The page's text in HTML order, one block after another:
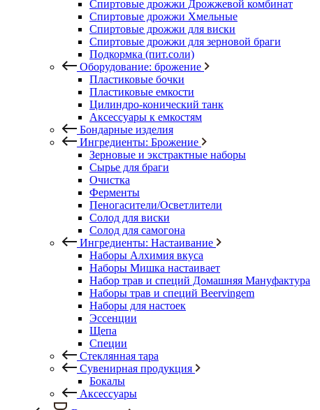
Спиртовые дрожжи Дрожжевой комбинат
Спиртовые дрожжи Хмельные
Спиртовые дрожжи для виски
Спиртовые дрожжи для зерновой браги
Подкормка (пит.соли)
Оборудование: брожение
Пластиковые бочки
Пластиковые емкости
Цилиндро-конический танк
Аксессуары к емкостям
Бондарные изделия
Ингредиенты: Брожение
Зерновые и экстрактные наборы
Сырье для браги
Очистка
Ферменты
Пеногасители/Осветлители
Солод для виски
Солод для самогона
Ингредиенты: Настаивание
Наборы Алхимия вкуса
Наборы Мишка настаивает
Набор трав и специй Домашняя Мануфактура
Наборы трав и специй Beervingem
Наборы для настоек
Эссенции
Щепа
Специи
Стеклянная тара
Сувенирная продукция
Бокалы
Аксессуары